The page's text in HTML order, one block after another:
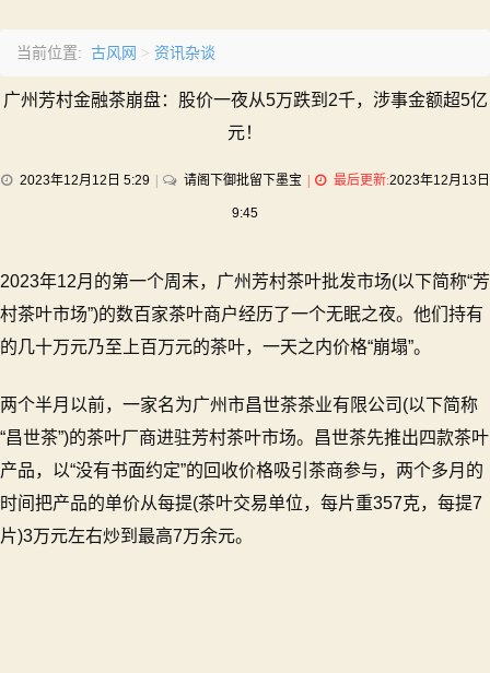
当前位置: 古风网 > 资讯杂谈
广州芳村金融茶崩盘：股价一夜从5万跌到2千，涉事金额超5亿
元！
2023年12月12日 5:29 请阁下御批留下墨宝on
村
茶
盘：
价
一
夜
最后更新:2023年12月13日
9:45
2023年12月的第一个周末，广州芳村茶叶批发市场(以下简称“芳
村茶叶市场”)的数百家茶叶商户经历了一个无眠之夜。他们持有
的几十万元乃至上百万元的茶叶，一天之内价格“崩塌”。
两个半月以前，一家名为广州市昌世茶茶业有限公司(以下简称
“昌世茶”)的茶叶厂商进驻芳村茶叶市场。昌世茶先推出四款茶叶
产品，以“没有书面约定”的回收价格吸引茶商参与，两个多月的
时间把产品的单价从每提(茶叶交易单位，每片重357克，每提7
片)3万元左右炒到最高7万余元。